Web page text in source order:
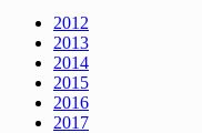
2012
2013
2014
2015
2016
2017